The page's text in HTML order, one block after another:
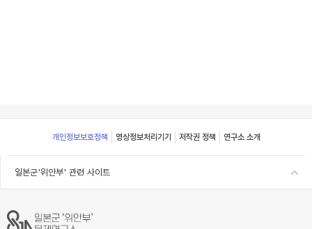
Footer
개인정보보호정책 영상정보처리기기 저작권 정책 연구소 소개
일본군'위안부' 관련 사이트